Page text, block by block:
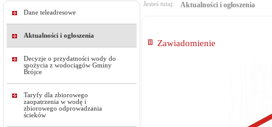
Dane teleadresowe
Aktualności i ogłoszenia
Decyzje o przydatności wody do
spożycia z wodociągów Gminy
Brójce
Taryfy dla zbiorowego
zaopatrzenia w wodę i
zbiorowego odprowadzania
ścieków
Jesteś tutaj: Aktualności i ogłoszenia
Zawiadomienie